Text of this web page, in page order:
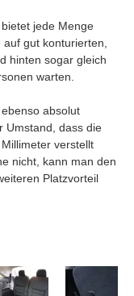
jede Menge
gut konturierten,
hinten sogar gleich
warten.
absolut
Umstand, dass die
verstellt
nicht, kann man den
Platzvorteil